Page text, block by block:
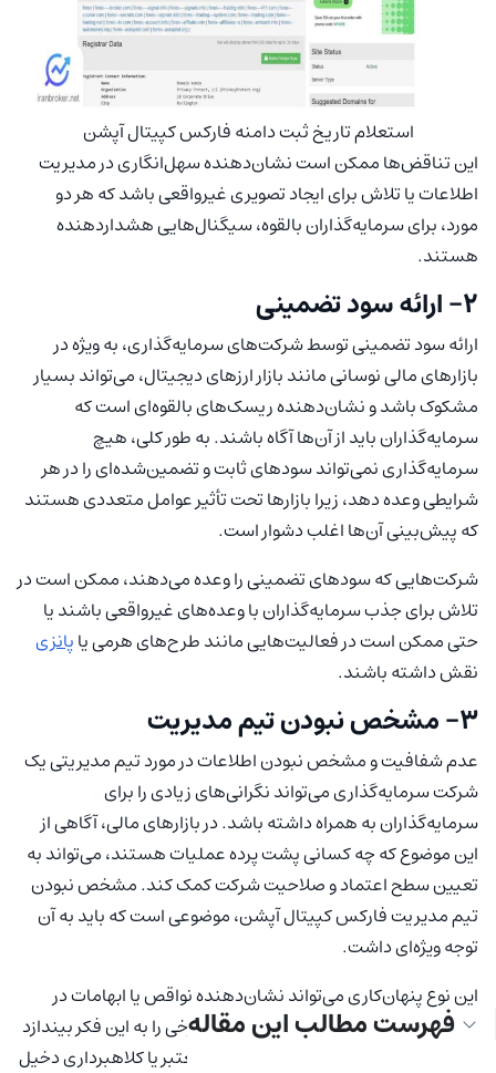
استعلام تاریخ ثبت دامنه فارکس کپیتال آپشن
این تناقض‌ها ممکن است نشان‌دهنده‌ سهل‌انگاری در مدیریت
اطلاعات یا تلاش برای ایجاد تصویری غیرواقعی باشد که هر دو
مورد، برای سرمایه‌گذاران بالقوه، سیگنال‌هایی هشدار‌دهنده
هستند.
2- ارائه سود تضمینی
ارائه سود تضمینی توسط شرکت‌های سرمایه‌گذاری، به ویژه در
بازارهای مالی نوسانی مانند بازار ارزهای دیجیتال، می‌تواند بسیار
مشکوک باشد و نشان‌دهنده ریسک‌های بالقوه‌ای است که
سرمایه‌گذاران باید از آن‌ها آگاه باشند. به طور کلی، هیچ
سرمایه‌گذاری نمی‌تواند سودهای ثابت و تضمین‌شده‌ای را در هر
شرایطی وعده دهد، زیرا بازارها تحت تأثیر عوامل متعددی هستند
که پیش‌بینی آن‌ها اغلب دشوار است.
شرکت‌هایی که سودهای تضمینی را وعده می‌دهند، ممکن است در
تلاش برای جذب سرمایه‌گذاران با وعده‌های غیرواقعی باشند یا
حتی ممکن است در فعالیت‌هایی مانند طرح‌های هرمی یاپانزی
نقش داشته باشند.
3- مشخص نبودن تیم مدیریت
عدم شفافیت و مشخص نبودن اطلاعات در مورد تیم مدیریتی یک
شرکت سرمایه‌گذاری می‌تواند نگرانی‌های زیادی را برای
سرمایه‌گذاران به همراه داشته باشد. در بازارهای مالی، آگاهی از
این موضوع که چه کسانی پشت پرده عملیات هستند، می‌تواند به
تعیین سطح اعتماد و صلاحیت شرکت کمک کند. مشخص نبودن
تیم مدیریت فارکس کپیتال آپشن، موضوعی است که باید به آن
توجه ویژه‌ای داشت.
این نوع پنهان‌کاری می‌تواند نشان‌دهنده نواقص یا ابهامات در
عملکرد شرکت باشد و حتی ممکن است برخی را به این فکر بیندازد
که شرکت ممکن است در فعالیت‌های نامعتبر یا کلاهبرداری دخیل
فهرست مطالب این مقاله